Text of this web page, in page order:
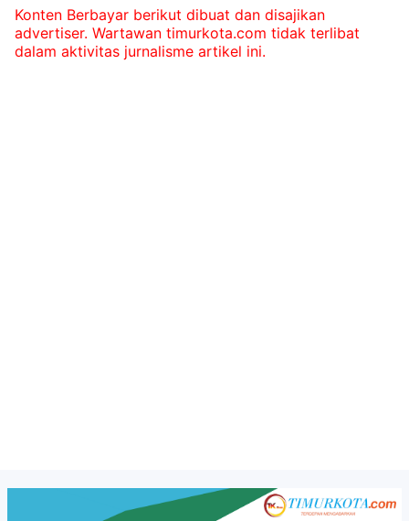
Konten Berbayar berikut dibuat dan disajikan
advertiser. Wartawan timurkota.com tidak terlibat
dalam aktivitas jurnalisme artikel ini.